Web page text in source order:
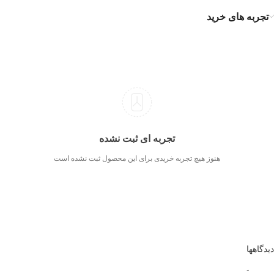
تجربه های خرید
تجربه ای ثبت نشده
هنوز هیچ تجربه خریدی برای این محصول ثبت نشده است
دیدگاهها